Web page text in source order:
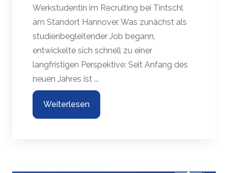
Werkstudentin im Recruiting bei Tintschl
am Standort Hannover. Was zunächst als
studienbegleitender Job begann,
entwickelte sich schnell zu einer
langfristigen Perspektive: Seit Anfang des
neuen Jahres ist ...
Weiterlesen